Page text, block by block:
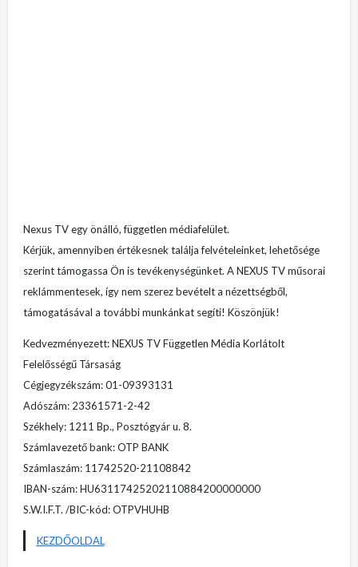
Nexus TV egy önálló, független médiafelület.
Kérjük, amennyiben értékesnek találja felvételeinket, lehetősége
szerint támogassa Ön is tevékenységünket. A NEXUS TV műsorai
reklámmentesek, így nem szerez bevételt a nézettségből,
támogatásával a további munkánkat segíti! Köszönjük!
Kedvezményezett: NEXUS TV Független Média Korlátolt
Felelősségű Társaság
Cégjegyzékszám: 01-09393131
Adószám: 23361571-2-42
Székhely: 1211 Bp., Posztógyár u. 8.
Számlavezető bank: OTP BANK
Számlaszám: 11742520-21108842
IBAN-szám: HU63117425202110884200000000
S.W.I.F.T. /BIC-kód: OTPVHUHB
KEZDŐOLDAL